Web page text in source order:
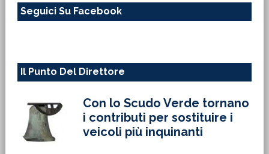
sito
Seguici Su Facebook
Il Punto Del Direttore
Con lo Scudo Verde tornano
i contributi per sostituire i
veicoli più inquinanti